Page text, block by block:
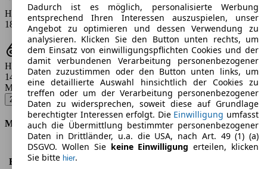
Höchstgeschwindigkeit (km/h)
188 km/h
Hubraum
1499 ccm
Modellbezeichnung:
208 BlueHDi 100 Active Pack - 75 KW (102 PS) (2022/11 - 2023/09)
Motor & Leistung
KW (PS)
75 kW (102 PS)
Beschleunigung (0-100 km/h)
Dadurch ist es möglich, personalisierte Werbung
entsprechend Ihren Interessen auszuspielen, unser
Angebot zu optimieren und dessen Verwendung zu
analysieren. Klicken Sie den Button unten rechts, um
dem Einsatz von einwilligungspflichten Cookies und der
damit verbundenen Verarbeitung personenbezogener
Daten zuzustimmen oder den Button unten links, um
eine detaillierte Auswahl hinsichtlich der Cookies zu
treffen oder um der Verarbeitung personenbezogener
Daten zu widersprechen, soweit diese auf Grundlage
berechtigter Interessen erfolgt. Die Einwilligung umfasst
auch die Übermittlung bestimmter personenbezogener
Daten in Drittländer, u.a. die USA, nach Art. 49 (1) (a)
DSGVO. Wollen Sie keine Einwilligung erteilen, klicken
Sie bitte hier.